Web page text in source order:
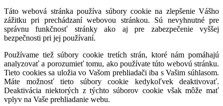
Táto webová stránka používa súbory cookie na zlepšenie Vášho
zážitku pri prechádzaní webovou stránkou. Sú nevyhnutné pre
správnu funkčnosť stránky ako aj pre zabezpečenie vyššej
bezpečnosti pri jej používaní.
Používame tiež súbory cookie tretích strán, ktoré nám pomáhajú
analyzovať a porozumieť tomu, ako používate túto webovú stránku.
Tieto cookies sa uložia vo Vašom prehliadači iba s Vašim súhlasom.
Máte možnosť tieto súbory cookie kedykoľvek deaktivovať.
Deaktivácia niektorých z týchto súborov cookie však môže mať
vplyv na Vaše prehliadanie webu.